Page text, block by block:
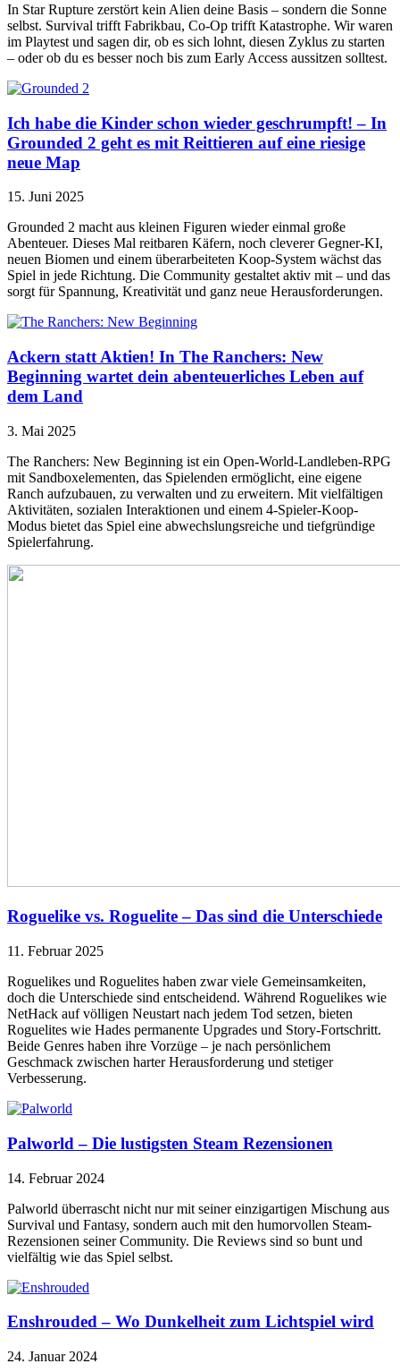
In Star Rupture zerstört kein Alien deine Basis – sondern die Sonne
selbst. Survival trifft Fabrikbau, Co‑Op trifft Katastrophe. Wir waren
im Playtest und sagen dir, ob es sich lohnt, diesen Zyklus zu starten
– oder ob du es besser noch bis zum Early Access aussitzen solltest.
Ich habe die Kinder schon wieder geschrumpft! – In
Grounded 2 geht es mit Reittieren auf eine riesige
neue Map
15. Juni 2025
Grounded 2 macht aus kleinen Figuren wieder einmal große
Abenteuer. Dieses Mal reitbaren Käfern, noch cleverer Gegner-KI,
neuen Biomen und einem überarbeiteten Koop-System wächst das
Spiel in jede Richtung. Die Community gestaltet aktiv mit – und das
sorgt für Spannung, Kreativität und ganz neue Herausforderungen.
Ackern statt Aktien! In The Ranchers: New
Beginning wartet dein abenteuerliches Leben auf
dem Land
3. Mai 2025
The Ranchers: New Beginning ist ein Open-World-Landleben-RPG
mit Sandboxelementen, das Spielenden ermöglicht, eine eigene
Ranch aufzubauen, zu verwalten und zu erweitern. Mit vielfältigen
Aktivitäten, sozialen Interaktionen und einem 4-Spieler-Koop-
Modus bietet das Spiel eine abwechslungsreiche und tiefgründige
Spielerfahrung.
Roguelike vs. Roguelite – Das sind die Unterschiede
11. Februar 2025
Roguelikes und Roguelites haben zwar viele Gemeinsamkeiten,
doch die Unterschiede sind entscheidend. Während Roguelikes wie
NetHack auf völligen Neustart nach jedem Tod setzen, bieten
Roguelites wie Hades permanente Upgrades und Story-Fortschritt.
Beide Genres haben ihre Vorzüge – je nach persönlichem
Geschmack zwischen harter Herausforderung und stetiger
Verbesserung.
Palworld – Die lustigsten Steam Rezensionen
14. Februar 2024
Palworld überrascht nicht nur mit seiner einzigartigen Mischung aus
Survival und Fantasy, sondern auch mit den humorvollen Steam-
Rezensionen seiner Community. Die Reviews sind so bunt und
vielfältig wie das Spiel selbst.
Enshrouded – Wo Dunkelheit zum Lichtspiel wird
24. Januar 2024